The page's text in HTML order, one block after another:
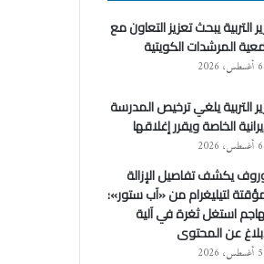
التربية يبحث تعزيز التعاون مع
المرشدات الكويتية
6 أغسطس، 2026
التربية يلغي ترخيص المدرسة
الخاصة ويقرر إغلاقها
6 أغسطس، 2026
يكشف تفاصيل الإزالة
لتيليغرام من «آب ستور»:
استغل ثغرة في آلية
عن المحتوى
5 أغسطس، 2026